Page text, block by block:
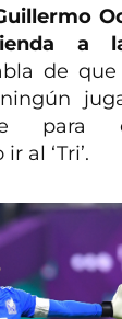
a
de que
para
al ‘Tri’.